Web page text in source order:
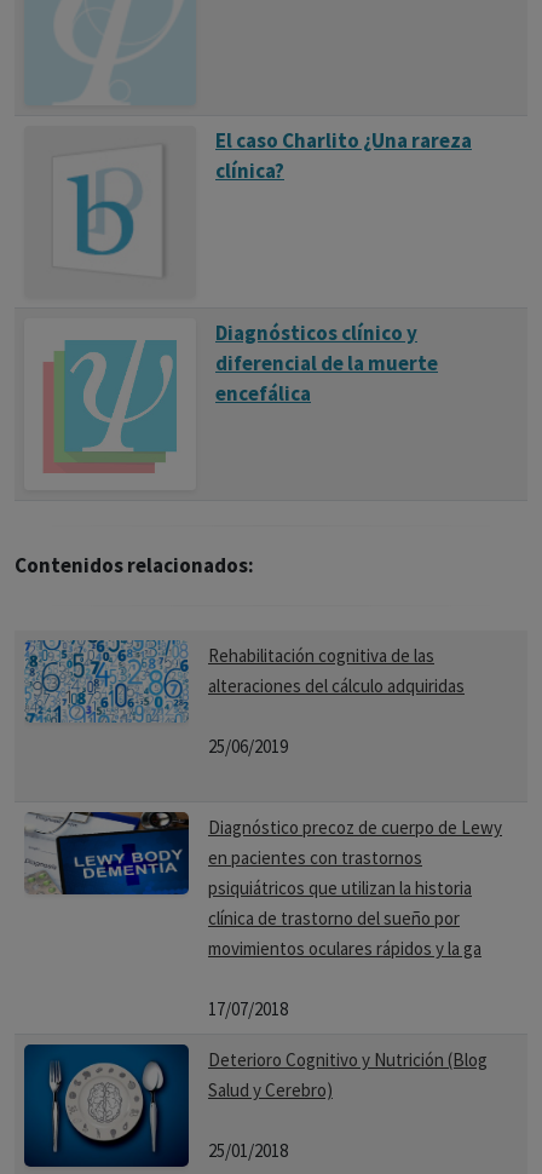
El caso Charlito ¿Una rareza
clínica?
Diagnósticos clínico y
diferencial de la muerte
encefálica
Contenidos relacionados:
Rehabilitación cognitiva de las
alteraciones del cálculo adquiridas
25/06/2019
Diagnóstico precoz de cuerpo de Lewy
en pacientes con trastornos
psiquiátricos que utilizan la historia
clínica de trastorno del sueño por
movimientos oculares rápidos y la ga
17/07/2018
Deterioro Cognitivo y Nutrición (Blog
Salud y Cerebro)
25/01/2018